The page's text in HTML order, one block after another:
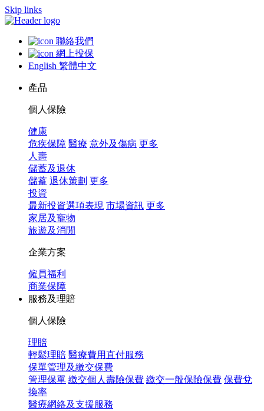
Skip links
聯絡我們
網上投保
English 繁體中文
產品
個人保險
健康
危疾保障 醫療 意外及傷病 更多
人壽
儲蓄及退休
儲蓄 退休策劃 更多
投資
最新投資選項表現 市場資訊 更多
家居及寵物
旅遊及消閒
企業方案
僱員福利
商業保障
服務及理賠
個人保險
理賠
輕鬆理賠 醫療費用直付服務
保單管理及繳交保費
管理保單 繳交個人壽險保費 繳交一般保險保費 保費兌
換率
醫療網絡及支援服務